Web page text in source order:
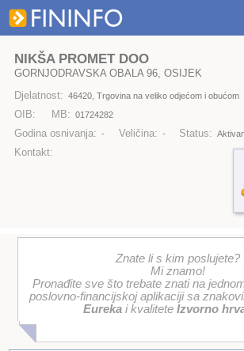
NIKŠA PROMET DOO
GORNJODRAVSKA OBALA 96, OSIJEK
Djelatnost: 46420, Trgovina na veliko odjećom i obućom
OIB: MB: 01724282
Godina osnivanja: - Veličina: - Status:
Kontakt:
Znate li s kim poslujete?
Mi znamo!
Pronađite sve što trebate znati na
poslovno-financijskoj aplikaciji sa
Eurekai kvalitete Izvorno